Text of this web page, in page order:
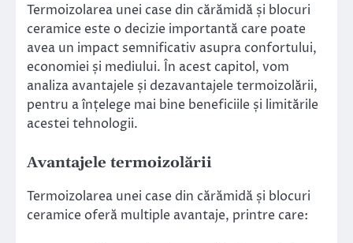
Termoizolarea unei case din cărămidă și blocuri
ceramice este o decizie importantă care poate
avea un impact semnificativ asupra confortului,
economiei și mediului. În acest capitol, vom
analiza avantajele și dezavantajele termoizolării,
pentru a înțelege mai bine beneficiile și limitările
acestei tehnologii.
Avantajele termoizolării
Termoizolarea unei case din cărămidă și blocuri
ceramice oferă multiple avantaje, printre care: